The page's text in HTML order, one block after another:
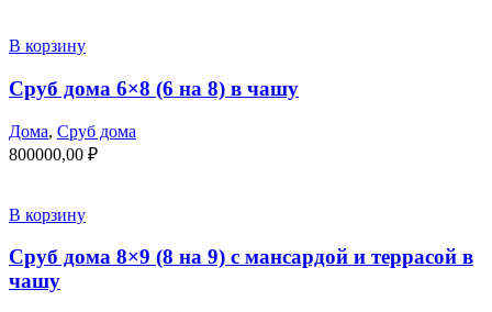
В корзину
Сруб дома 6×8 (6 на 8) в чашу
Дома, Сруб дома
800000,00 ₽
В корзину
Сруб дома 8×9 (8 на 9) с мансардой и террасой в
чашу